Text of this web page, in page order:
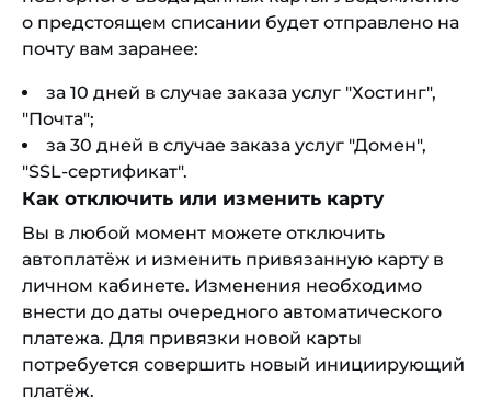
о предстоящем списании будет отправлено на
почту вам заранее:
за 10 дней в случае заказа услуг "Хостинг",
"Почта";
за 30 дней в случае заказа услуг "Домен",
"SSL-сертификат".
Как отключить или изменить карту
Вы в любой момент можете отключить
автоплатёж и изменить привязанную карту в
личном кабинете. Изменения необходимо
внести до даты очередного автоматического
платежа. Для привязки новой карты
потребуется совершить новый инициирующий
платёж.